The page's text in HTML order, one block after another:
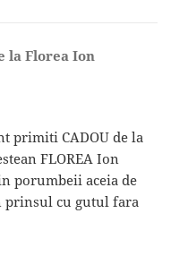
la Florea Ion
primiti CADOU de la
FLOREA Ion
porumbeii aceia de
prinsul cu gutul fara